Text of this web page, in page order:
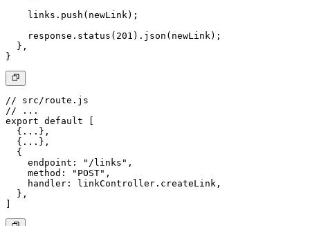
    links.push(newLink);
    response.status(201).json(newLink);
  },
// src/route.js
// ...
export default [
  {...},
  {...},
  {
    endpoint: "/links",
    method: "POST",
    handler: linkController.createLink,
  },